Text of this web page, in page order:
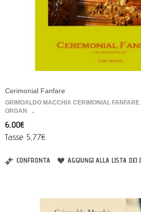
Cerimonial Fanfare
GRIMOALDO MACCHIA CERIMONIAL
ORGAN ..
6,00€
Tasse: 5,77€
CONFRONTA AGGIUNGI ALLA LISTA DEI